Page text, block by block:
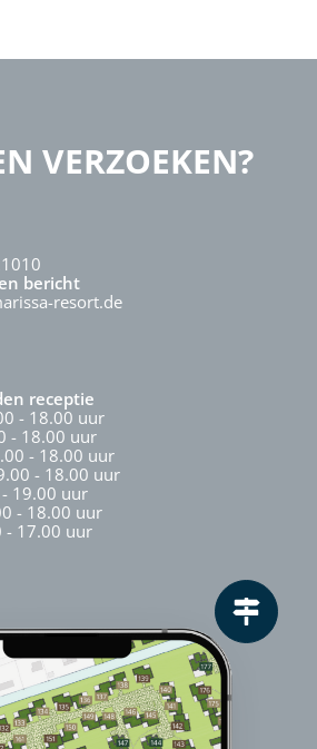
VERZOEKEN?
bericht
resort.de
receptie
- 18.00 uur
- 18.00 uur
- 18.00 uur
- 18.00 uur
19.00 uur
- 18.00 uur
- 17.00 uur